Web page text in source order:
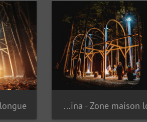
Onhwa' Lumina - Zone maison longue